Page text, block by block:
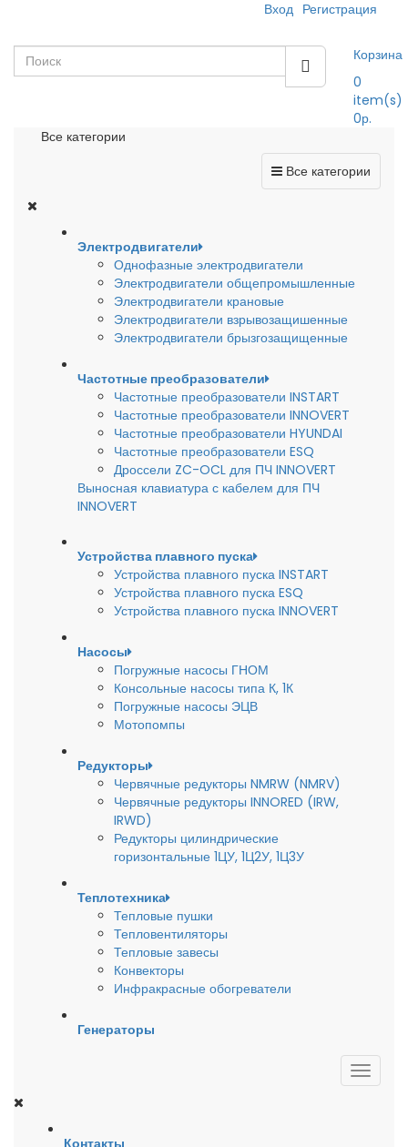
Вход Регистрация
Корзина
0
item(s)
0р.
Все категории
Все категории
Электродвигатели
Однофазные электродвигатели
Электродвигатели общепромышленные
Электродвигатели крановые
Электродвигатели взрывозащишенные
Электродвигатели брызгозащищенные
Частотные преобразователи
Частотные преобразователи INSTART
Частотные преобразователи INNOVERT
Частотные преобразователи HYUNDAI
Частотные преобразователи ESQ
Дроссели ZC-OCL для ПЧ INNOVERT
Выносная клавиатура с кабелем для ПЧ
INNOVERT
Устройства плавного пуска
Устройства плавного пуска INSTART
Устройства плавного пуска ESQ
Устройства плавного пуска INNOVERT
Насосы
Погружные насосы ГНОМ
Консольные насосы типа К, 1К
Погружные насосы ЭЦВ
Мотопомпы
Редукторы
Червячные редукторы NMRW (NMRV)
Червячные редукторы INNORED (IRW,
IRWD)
Редукторы цилиндрические
горизонтальные 1ЦУ, 1Ц2У, 1Ц3У
Теплотехника
Тепловые пушки
Тепловентиляторы
Тепловые завесы
Конвекторы
Инфракрасные обогреватели
Генераторы
Контакты